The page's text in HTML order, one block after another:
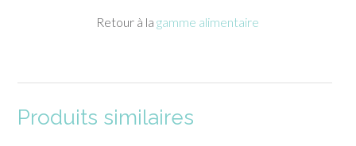
Retour à la gamme alimentaire
Produits similaires